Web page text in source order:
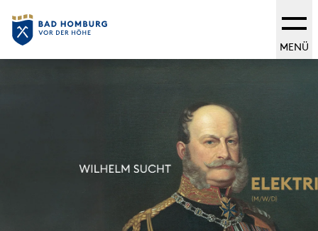
MENÜ